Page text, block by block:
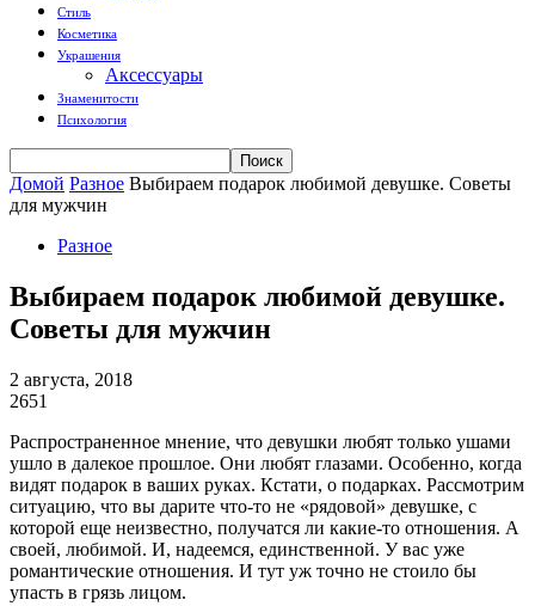
Стиль
Косметика
Украшения
Аксессуары
Знаменитости
Психология
Домой Разное Выбираем подарок любимой девушке. Советы
для мужчин
Разное
Выбираем подарок любимой девушке.
Советы для мужчин
2 августа, 2018
2651
Распространенное мнение, что девушки любят только ушами
ушло в далекое прошлое. Они любят глазами. Особенно, когда
видят подарок в ваших руках. Кстати, о подарках. Рассмотрим
ситуацию, что вы дарите что-то не «рядовой» девушке, с
которой еще неизвестно, получатся ли какие-то отношения. А
своей, любимой. И, надеемся, единственной. У вас уже
романтические отношения. И тут уж точно не стоило бы
упасть в грязь лицом.